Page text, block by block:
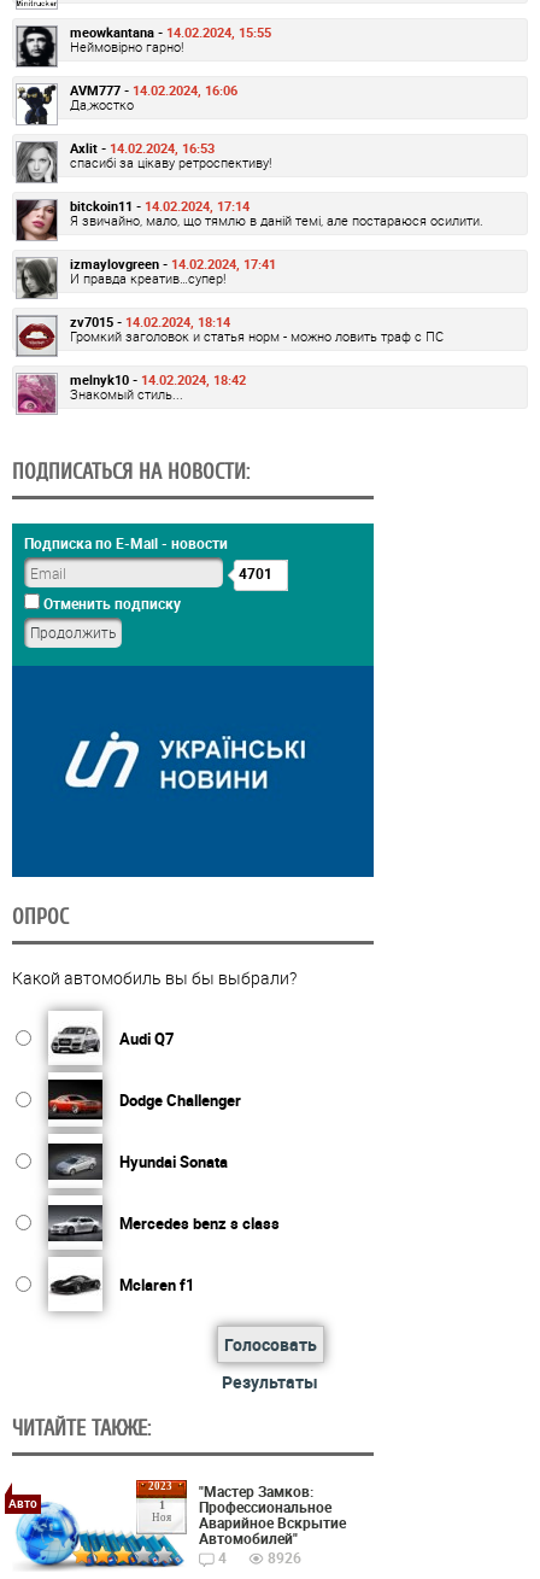
meowkantana - 14.02.2024, 15:55
Неймовірно гарно!
AVM777 - 14.02.2024, 16:06
Да,жостко
Axlit - 14.02.2024, 16:53
спасибі за цікаву ретроспективу!
bitckoin11 - 14.02.2024, 17:14
Я звичайно, мало, що тямлю в даній темі, але постараюся осилити.
izmaylovgreen - 14.02.2024, 17:41
И правда креатив…супер!
zv7015 - 14.02.2024, 18:14
Громкий заголовок и статья норм - можно ловить траф с ПС
melnyk10 - 14.02.2024, 18:42
Знакомый стиль...
ПОДПИСАТЬСЯ НА НОВОСТИ:
Подписка по E-Mail - новости
4701
Отменить подписку
ОПРОС
Какой автомобиль вы бы выбрали?
Audi Q7
Dodge Challenger
Hyundai Sonata
Mercedes benz s class
Mclaren f1
Голосовать
Результаты
ЧИТАЙТЕ ТАКЖЕ:
2023
1
Ноя
Авто
"Мастер Замков:
Профессиональное
Аварийное Вскрытие
Автомобилей"
4
8926